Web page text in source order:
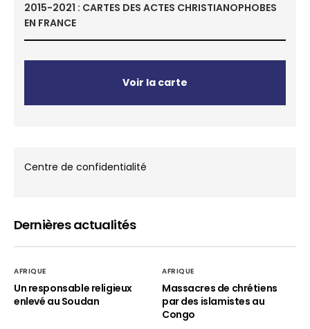
2015-2021 : CARTES DES ACTES CHRISTIANOPHOBES
EN FRANCE
Voir la carte
Centre de confidentialité
Dernières actualités
AFRIQUE
Un responsable religieux
enlevé au Soudan
AFRIQUE
Massacres de chrétiens
par des islamistes au
Congo